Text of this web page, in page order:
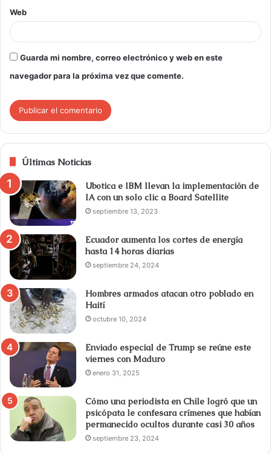
Web
Guarda mi nombre, correo electrónico y web en este
navegador para la próxima vez que comente.
Últimas Noticias
Ubotica e IBM llevan la implementación de
IA con un solo clic a Board Satellite
septiembre 13, 2023
Ecuador aumenta los cortes de energía
hasta 14 horas diarias
septiembre 24, 2024
Hombres armados atacan otro poblado en
Haití
octubre 10, 2024
Enviado especial de Trump se reúne este
viernes con Maduro
enero 31, 2025
Cómo una periodista en Chile logró que un
psicópata le confesara crímenes que habían
permanecido ocultos durante casi 30 años
septiembre 23, 2024